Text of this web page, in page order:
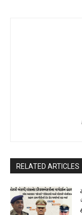
RELATED ARTICLES